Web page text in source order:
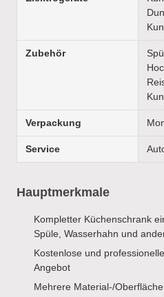
Zubehör
Verpackung
Service
Hauptmerkmale
Kompletter Küchenschrank
Spüle, Wasserhahn und
Kostenlose und
Angebot
Mehrere Material-/